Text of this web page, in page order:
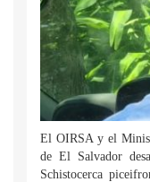
El OIRSA y el
de El Salvador
Schistocerca